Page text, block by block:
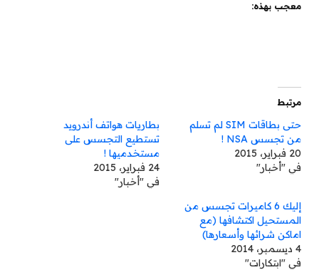
معجب بهذه:
مرتبط
حتى بطاقات SIM لم تسلم
من تجسس NSA !
20 فبراير، 2015
في "أخبار"
بطاريات هواتف أندرويد
تستطيع التجسس على
مستخدميها !
24 فبراير، 2015
في "أخبار"
إليك 6 كاميرات تجسس من
المستحيل اكتشافها (مع
اماكن شرائها وأسعارها)
4 ديسمبر، 2014
في "ابتكارات"